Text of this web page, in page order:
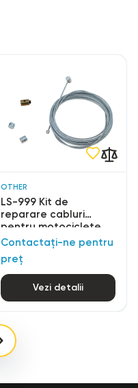
OTHER
LS-999 Kit de
reparare cabluri
pentru motociclete
Contactați-ne pentru
preț
Vezi detalii